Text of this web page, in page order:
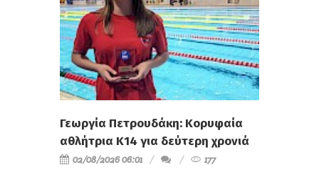
Γεωργία Πετρουδάκη: Κορυφαία
αθλήτρια Κ14 για δεύτερη χρονιά
02/08/2026 06:01 177